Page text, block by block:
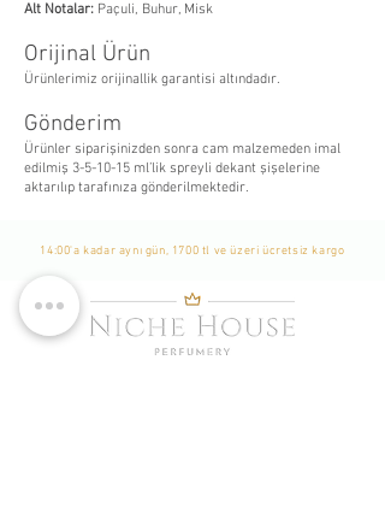
Alt Notalar: Paçuli, Buhur, Misk
Orijinal Ürün
Ürünlerimiz orijinallik garantisi altındadır.
Gönderim
Ürünler siparişinizden sonra cam malzemeden imal
edilmiş 3-5-10-15 ml’lik spreyli dekant şişelerine
aktarılıp tarafınıza gönderilmektedir.
14:00'a kadar aynı gün, 1700 tl ve üzeri ücretsiz kargo